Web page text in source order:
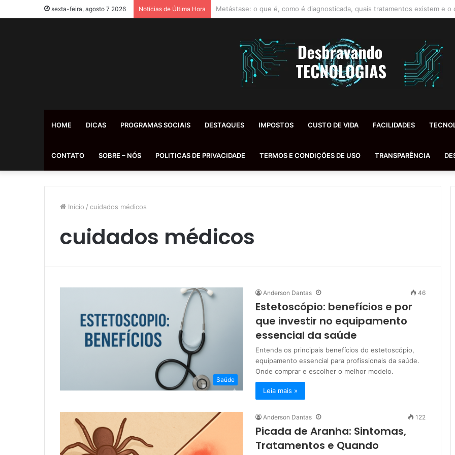
sexta-feira, agosto 7 2026 Notícias de Última Hora Hemorroidas Inflamadas: Diagnóstico, Tratamentos e Dicas Reais de
HOME DICAS PROGRAMAS SOCIAIS DESTAQUES IMPOSTOS CUSTO DE VIDA FACILIDADES
CONTATO SOBRE – NÓS POLITICAS DE PRIVACIDADE TERMOS E CONDIÇÕES DE USO TRANSPARÊNCIA
Início / cuidados médicos
cuidados médicos
Saúde
Anderson Dantas 46
Estetoscópio: benefícios e por
que investir no equipamento
essencial da saúde
Entenda os principais benefícios do estetoscópio,
equipamento essencial para profissionais da saúde.
Onde comprar e escolher o melhor modelo.
Leia mais »
Anderson Dantas 122
Picada de Aranha: Sintomas,
Tratamentos e Quando